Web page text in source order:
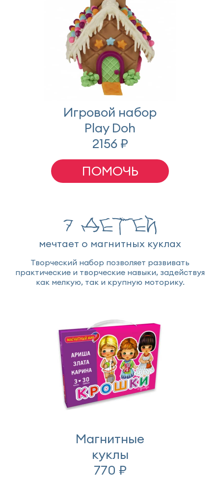
Игровой набор
Play Doh
2156 ₽
ПОМОЧЬ
7 детей
мечтает о магнитных куклах
Творческий набор позволяет развивать
практические и творческие навыки, задействуя
как мелкую, так и крупную моторику.
Магнитные
куклы
770 ₽